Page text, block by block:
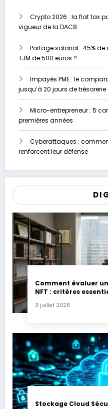
Crypto 2026 : la flat tax
vigueur de la DAC8
Portage salarial : 45%
TJM de 500 euros ?
Impayés PME : le
jusqu’à 20 jours de trésorerie
Micro-entrepreneur : 5
premières années
Cyberattaques :
renforcent leur défense
Comment évaluer
NFT : critères
3 juillet 2026
Stockage Cloud